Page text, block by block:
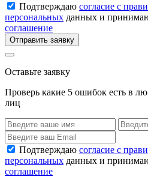
Подтверждаю согласие с
персональных данных и
соглашение
Отправить заявку
Оставьте заявку
Проверь какие 5 ошибок есть в
лиц
Подтверждаю согласие с
персональных данных и
соглашение